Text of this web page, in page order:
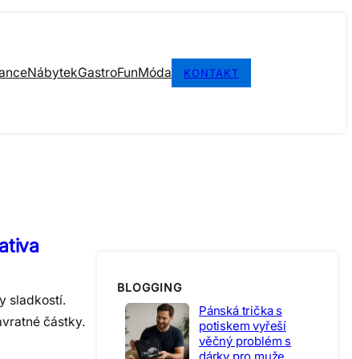
NábytekGastroFunMóda KONTAKT
sladkostí.
částky.
BLOGGING
Pánská trička s
potiskem vyřeší
věčný problém s
dárky pro muže